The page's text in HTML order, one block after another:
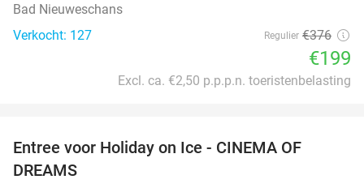
Bad Nieuweschans
Verkocht: 127
Regulier €376
€199
Excl. ca. €2,50 p.p.p.n. toeristenbelasting
Entree voor Holiday on Ice - CINEMA OF
DREAMS